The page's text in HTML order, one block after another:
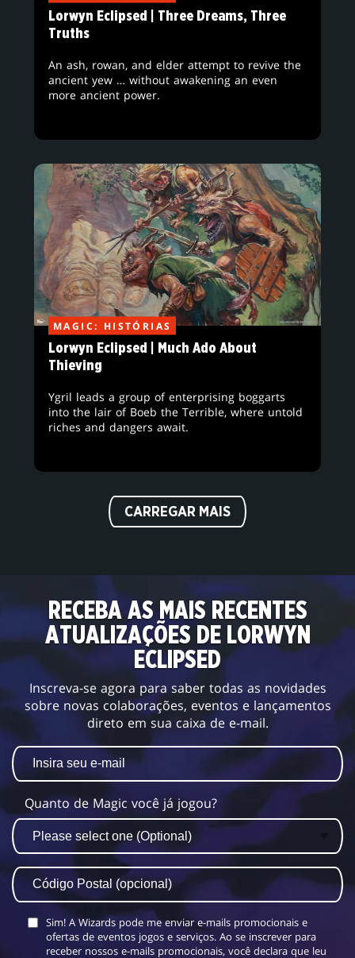
Lorwyn Eclipsed | Three Dreams, Three
Truths
An ash, rowan, and elder attempt to revive the
ancient yew … without awakening an even
more ancient power.
MAGIC: HISTÓRIAS
Lorwyn Eclipsed | Much Ado About
Thieving
Ygril leads a group of enterprising boggarts
into the lair of Boeb the Terrible, where untold
riches and dangers await.
CARREGAR MAIS
RECEBA AS MAIS RECENTES
ATUALIZAÇÕES DE LORWYN
ECLIPSED
Inscreva-se agora para saber todas as novidades
sobre novas colaborações, eventos e lançamentos
direto em sua caixa de e-mail.
Quanto de Magic você já jogou?
Sim! A Wizards pode me enviar e-mails promocionais e
ofertas de eventos jogos e serviços. Ao se inscrever para
receber nossos e-mails promocionais, você declara que leu